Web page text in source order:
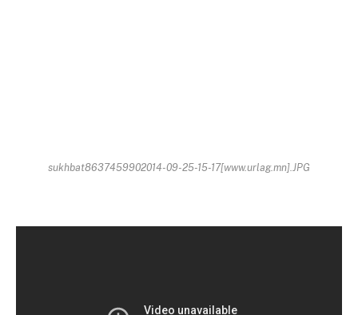
sukhbat8637459902014-09-25-15-17[www.urlag.mn].JPG